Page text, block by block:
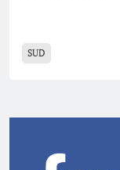
SUD